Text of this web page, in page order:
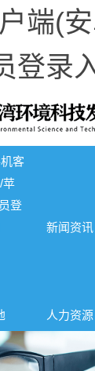
端(
登录
客
苹
登
新闻资讯
人力资源